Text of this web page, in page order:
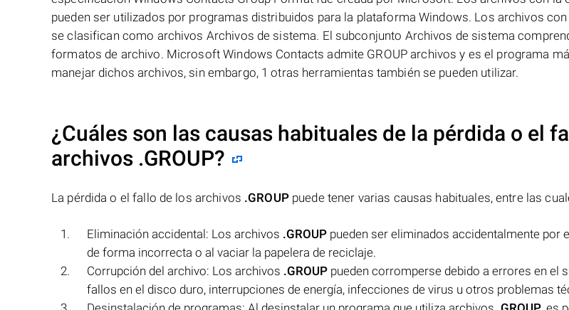
pueden ser utilizados por programas distribuidos para la plataforma Windows. Los archivos con
se clasifican como archivos Archivos de sistema. El subconjunto Archivos de sistema
formatos de archivo. Microsoft Windows Contacts admite GROUP archivos y es el programa
manejar dichos archivos, sin embargo, 1 otras herramientas también se pueden utilizar.
¿Cuáles son las causas habituales de la pérdida o el
archivos .GROUP?
La pérdida o el fallo de los archivos .GROUPpuede tener varias causas habituales, entre las
Eliminación accidental: Los archivos .GROUP pueden ser eliminados accidentalmente por
de forma incorrecta o al vaciar la papelera de reciclaje.
Corrupción del archivo: Los archivos .GROUP pueden corromperse debido a errores en el
fallos en el disco duro, interrupciones de energía, infecciones de virus u otros problemas